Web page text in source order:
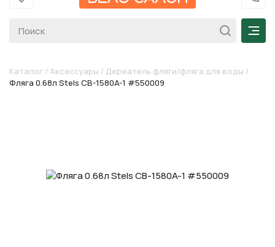
Каталог / Аксессуары / Держатель фляги/фляга для воды /
Фляга 0.68л Stels CB-1580A-1 #550009